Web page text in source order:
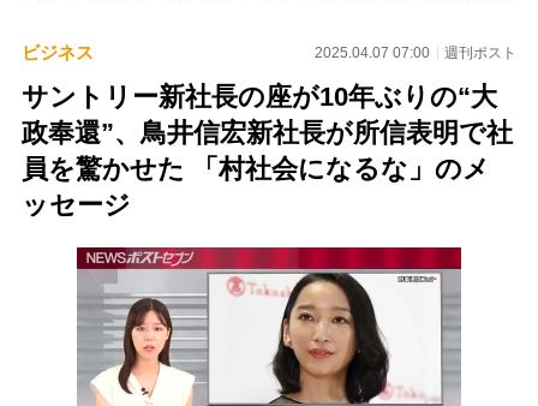
ビジネス 2025.04.07 07:00 週刊ポスト
サントリー新社長の座が10年ぶりの“大
政奉還”、鳥井信宏新社長が所信表明で社
員を驚かせた 「村社会になるな」のメ
ッセージ